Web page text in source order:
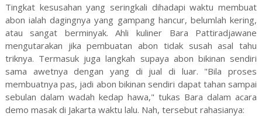
Tingkat kesusahan yang seringkali dihadapi waktu membuat
abon ialah dagingnya yang gampang hancur, belumlah kering,
atau sangat berminyak. Ahli kuliner Bara Pattiradjawane
mengutarakan jika pembuatan abon tidak susah asal tahu
triknya. Termasuk juga langkah supaya abon bikinan sendiri
sama awetnya dengan yang di jual di luar. "Bila proses
membuatnya pas, jadi abon bikinan sendiri dapat tahan sampai
sebulan dalam wadah kedap hawa," tukas Bara dalam acara
demo masak di Jakarta waktu lalu. Nah, tersebut rahasianya: